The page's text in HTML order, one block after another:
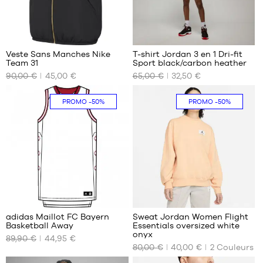
NOS
TAILLES
DISPONIBLES
Veste Sans Manches Nike
Team 31
90,00 €
45,00 €
NOS
TAILLES
DISPONIBLES
1
T-shirt Jordan 3 en 1 Dri-fit
Sport black/carbon heather
65,00 €
32,50 €
PROMO-50%
NOS
TAILLES
adidas Maillot FC Bayern
Basketball Away
89,90 €
44,95 €
PROMO -50%
NOS
TAILLES
DISPONIBLES
4
Sweat Jordan Women Flight
Essentials oversized white
onyx
80,00 €
40,00 € 2Couleurs